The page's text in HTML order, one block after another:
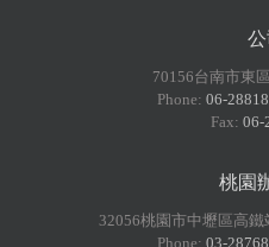
公
70156台南市東
Phone: 06-
Fax: 06-
桃園
32056桃園市中壢區高
Phone: 03-